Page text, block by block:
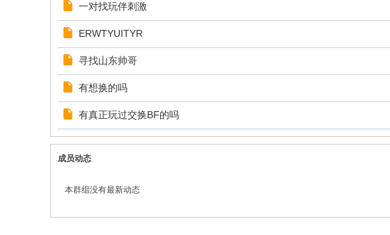
一对找玩伴刺激
ERWTYUITYR
寻找山东帅哥
有想换的吗
有真正玩过交换BF的吗
成员动态
本群组没有最新动态